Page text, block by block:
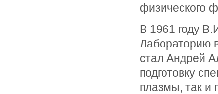
физического
В 1961 году
Лабораторию
стал Андрей
подготовку
плазмы, так и